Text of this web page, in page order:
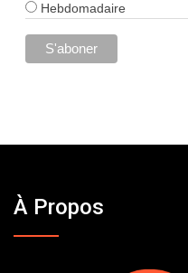
Hebdomadaire
À Propos